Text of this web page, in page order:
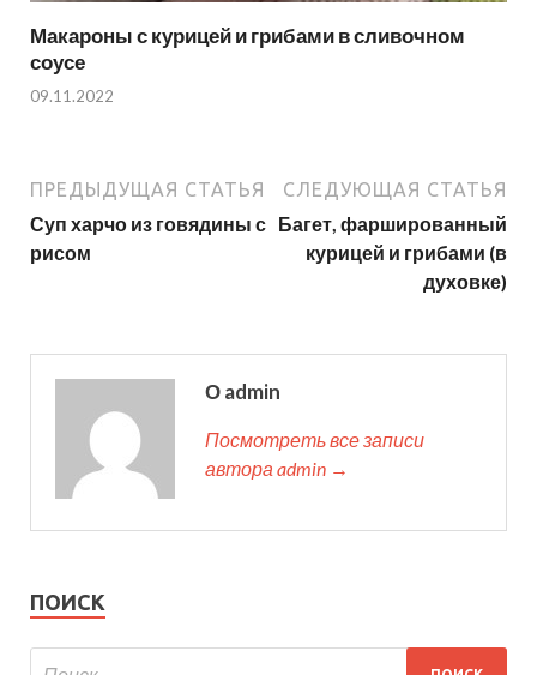
Макароны с курицей и грибами в сливочном
соусе
09.11.2022
ПРЕДЫДУЩАЯ СТАТЬЯ
Суп харчо из говядины с
рисом
СЛЕДУЮЩАЯ СТАТЬЯ
Багет, фаршированный
курицей и грибами (в
духовке)
О admin
Посмотреть все записи
автора admin →
ПОИСК